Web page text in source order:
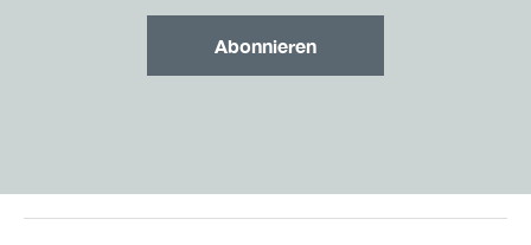
Abonnieren